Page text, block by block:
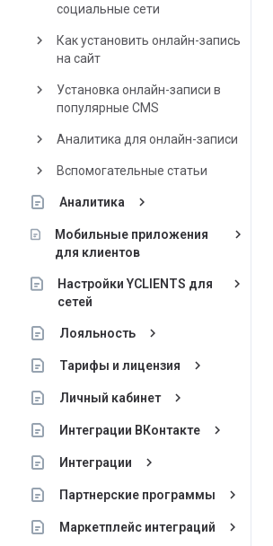
социальные сети
keyboard_arrow_right
Как установить онлайн-запись
на сайт
keyboard_arrow_right
Установка онлайн-записи в
популярные CMS
keyboard_arrow_right Аналитика для онлайн-записи
keyboard_arrow_right Вспомогательные статьи
Аналитика keyboard_arrow_right
Мобильные приложения
для клиентов
keyboard_arrow_right
Настройки YCLIENTS для
сетей
keyboard_arrow_right
Лояльность keyboard_arrow_right
Тарифы и лицензия keyboard_arrow_right
Личный кабинет keyboard_arrow_right
Интеграции ВКонтакте keyboard_arrow_right
Интеграции keyboard_arrow_right
Партнерские программы keyboard_arrow_right
Маркетплейс интеграций keyboard_arrow_right